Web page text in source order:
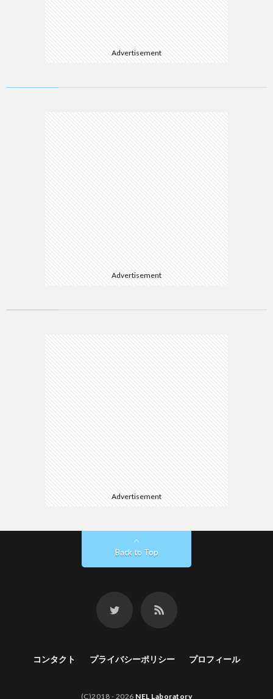
Advertisement
Advertisement
Advertisement
Back to Top
コンタクト プライバシーポリシー プロフィール
(C)2018 - 2026 NEL Laboratory